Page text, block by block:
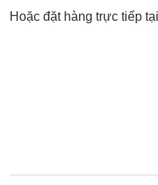
Hoặc đặt hàng trực tiếp